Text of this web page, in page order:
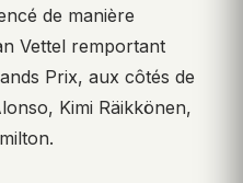
de manière
Vettel remportant
Prix, aux côtés de
Kimi Räikkönen,